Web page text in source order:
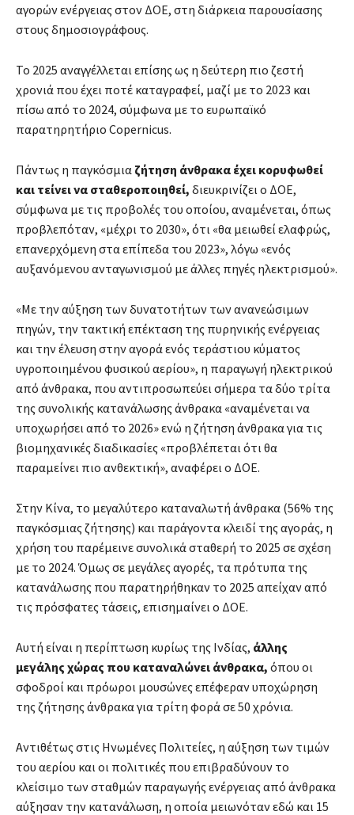
αγορών ενέργειας στον ΔΟΕ, στη διάρκεια παρουσίασης
στους δημοσιογράφους.
Το 2025 αναγγέλλεται επίσης ως η δεύτερη πιο ζεστή
χρονιά που έχει ποτέ καταγραφεί, μαζί με το 2023 και
πίσω από το 2024, σύμφωνα με το ευρωπαϊκό
παρατηρητήριο Copernicus.
Πάντως η παγκόσμια ζήτηση άνθρακα έχει κορυφωθεί
και τείνει να σταθεροποιηθεί, διευκρινίζει ο ΔΟΕ,
σύμφωνα με τις προβολές του οποίου, αναμένεται, όπως
προβλεπόταν, «μέχρι το 2030», ότι «θα μειωθεί ελαφρώς,
επανερχόμενη στα επίπεδα του 2023», λόγω «ενός
αυξανόμενου ανταγωνισμού με άλλες πηγές ηλεκτρισμού».
«Με την αύξηση των δυνατοτήτων των ανανεώσιμων
πηγών, την τακτική επέκταση της πυρηνικής ενέργειας
και την έλευση στην αγορά ενός τεράστιου κύματος
υγροποιημένου φυσικού αερίου», η παραγωγή ηλεκτρικού
από άνθρακα, που αντιπροσωπεύει σήμερα τα δύο τρίτα
της συνολικής κατανάλωσης άνθρακα «αναμένεται να
υποχωρήσει από το 2026» ενώ η ζήτηση άνθρακα για τις
βιομηχανικές διαδικασίες «προβλέπεται ότι θα
παραμείνει πιο ανθεκτική», αναφέρει ο ΔΟΕ.
Στην Κίνα, το μεγαλύτερο καταναλωτή άνθρακα (56% της
παγκόσμιας ζήτησης) και παράγοντα κλειδί της αγοράς, η
χρήση του παρέμεινε συνολικά σταθερή το 2025 σε σχέση
με το 2024. Όμως σε μεγάλες αγορές, τα πρότυπα της
κατανάλωσης που παρατηρήθηκαν το 2025 απείχαν από
τις πρόσφατες τάσεις, επισημαίνει ο ΔΟΕ.
Αυτή είναι η περίπτωση κυρίως της Ινδίας, άλλης
μεγάλης χώρας που καταναλώνει άνθρακα, όπου οι
σφοδροί και πρόωροι μουσώνες επέφεραν υποχώρηση
της ζήτησης άνθρακα για τρίτη φορά σε 50 χρόνια.
Αντιθέτως στις Ηνωμένες Πολιτείες, η αύξηση των τιμών
του αερίου και οι πολιτικές που επιβραδύνουν το
κλείσιμο των σταθμών παραγωγής ενέργειας από άνθρακα
αύξησαν την κατανάλωση, η οποία μειωνόταν εδώ και 15